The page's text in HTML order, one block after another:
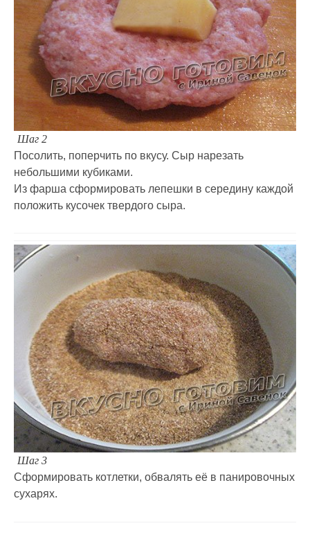
Шаг 2
Посолить, поперчить по вкусу. Сыр нарезать
небольшими кубиками.
Из фарша сформировать лепешки в середину каждой
положить кусочек твердого сыра.
Шаг 3
Сформировать котлетки, обвалять её в панировочных
сухарях.